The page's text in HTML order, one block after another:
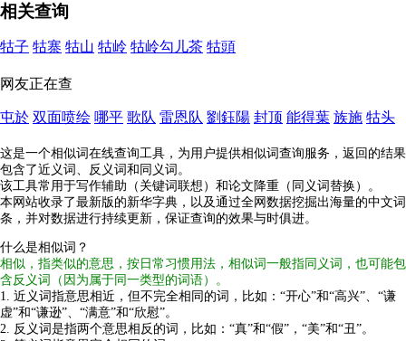
相关查询
牯子 牯寨 牯山 牯岭 牯岭勾儿茶 牯頭
网友正在查
屯於 双面喷绘 哪平 歌队 雷恩队 劉鈺陽 封顶 能得葉 族施 牯头
这是一个相似词在线查询工具，为用户提供相似词查询服务，返回的结果
包含了近义词、反义词和同义词。
该工具常用于写作辅助（关键词联想）和论文降重（同义词替换）。
本网站收录了最新版的新华字典，以及通过全网数据挖掘出海量的中文词
条，并对数据进行持续更新，保证查询的效果与时俱进。
什么是相似词？
相似，指类似的意思，按日常习惯用法，相似词一般指同义词，也可能包
含反义词（因为属于同一类型的词语）。
1. 近义词指意思相近，但不完全相同的词，比如：“开心”和“高兴”、“谦
虚”和“谦逊”、“满意”和“欣慰”。
2. 反义词是指两个意思相反的词，比如：“真”和“假”，“美”和“丑”。